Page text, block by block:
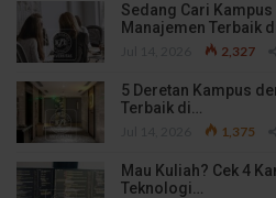
Sedang Cari
Manajemen Terbaik
2,327
5 Deretan Kampus
Terbaik di…
1,375
Mau Kuliah? Cek 4
Teknologi…